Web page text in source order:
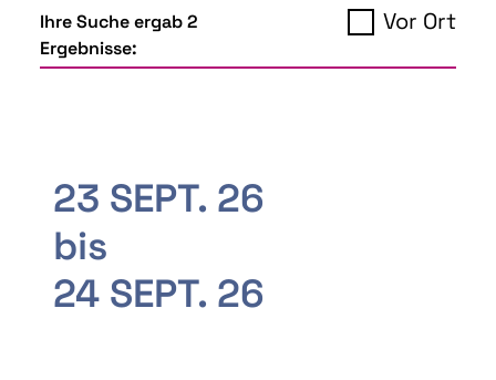
Ihre Suche ergab 2
Ergebnisse:
Vor Ort
23 SEPT. 26
bis
24 SEPT. 26